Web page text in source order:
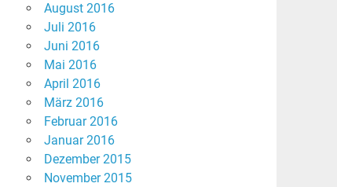
August 2016
Juli 2016
Juni 2016
Mai 2016
April 2016
März 2016
Februar 2016
Januar 2016
Dezember 2015
November 2015